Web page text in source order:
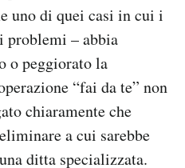
uno di quei casi in cui i
problemi – abbia
o peggiorato la
“fai da te” non
chiaramente che
a cui sarebbe
ditta specializzata.